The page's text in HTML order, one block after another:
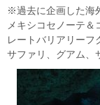
※過去に企画した海
メキシコセノーテ＆
レートバリアリーフ
サファリ、グアム、